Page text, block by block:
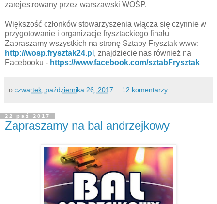
zarejestrowany przez warszawski WOŚP.
Większość członków stowarzyszenia włącza się czynnie w
przygotowanie i organizacje frysztackiego finału.
Zapraszamy wszystkich na stronę Sztaby Frysztak www:
http://wosp.frysztak24.pl , znajdziecie nas również na
Facebooku - https://www.facebook.com/sztabFrysztak
o czwartek, października 26, 2017 12 komentarzy:
22 paź 2017
Zapraszamy na bal andrzejkowy